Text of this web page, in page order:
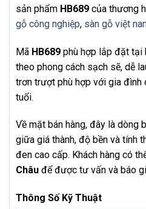
sản phẩm HB689 của thương
gỗ công nghiệp, sàn gỗ việt
Mã HB689 phù hợp lắp đặt tại
theo phong cách sạch sẽ, dễ
trơn trượt phù hợp với gia đình
tuổi.
Về mặt bán hàng, đây là dòng
giữa giá thành, độ bền và tính
đen cao cấp. Khách hàng có
Châu để được tư vấn và báo
Thông Số Kỹ Thuật